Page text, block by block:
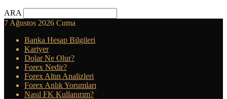
ARA
7 Ağustos 2026 Cuma
Banka Hesap Bilgileri
Kariyer
Dolar Ne Olur?
Forex Nedir?
Forex Altın Analizleri
Forex Anlık Yorumları
Nasıl FK Kullanırım?